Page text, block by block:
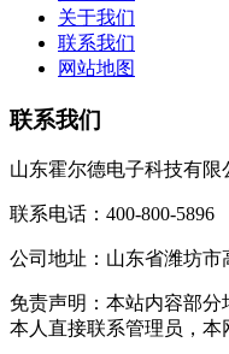
关于我们
联系我们
网站地图
联系我们
山东霍尔德电子科技有限
联系电话：400-800-5896
公司地址：山东省潍坊市
免责声明：本站内容部
本人直接联系管理员，本